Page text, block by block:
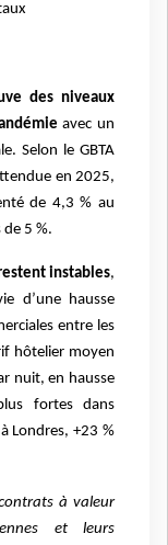
des niveaux
avec un
Selon le GBTA
en 2025,
de 4,3 % au
5 %.
instables,
d’une hausse
entre les
hôtelier moyen
nuit, en hausse
fortes dans
Londres, +23 %
à valeur
et leurs